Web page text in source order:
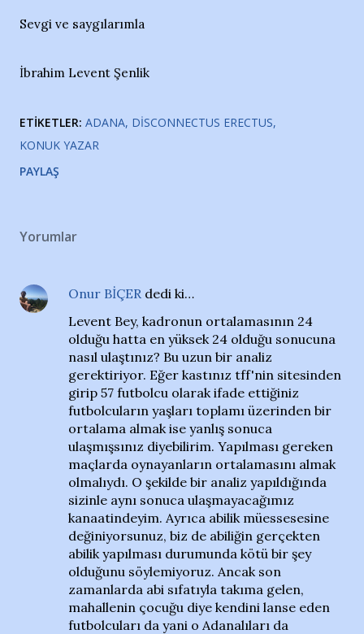
Sevgi ve saygılarımla
İbrahim Levent Şenlik
ETIKETLER: ADANA DISCONNECTUS ERECTUS
KONUK YAZAR
PAYLAŞ
Yorumlar
Onur BİÇER dedi ki…
Levent Bey, kadronun ortalamasının 24
olduğu hatta en yüksek 24 olduğu sonucuna
nasıl ulaştınız? Bu uzun bir analiz
gerektiriyor. Eğer kastınız tff'nin sitesinden
girip 57 futbolcu olarak ifade ettiğiniz
futbolcuların yaşları toplamı üzerinden bir
ortalama almak ise yanlış sonuca
ulaşmışsınız diyebilirim. Yapılması gereken
maçlarda oynayanların ortalamasını almak
olmalıydı. O şekilde bir analiz yapıldığında
sizinle aynı sonuca ulaşmayacağımız
kanaatindeyim. Ayrıca abilik müessesesine
değiniyorsunuz, biz de abiliğin gerçekten
abilik yapılması durumunda kötü bir şey
olduğunu söylemiyoruz. Ancak son
zamanlarda abi sıfatıyla takıma gelen,
mahallenin çocuğu diye kendini lanse eden
futbolcuları da yani o Adanalıları da